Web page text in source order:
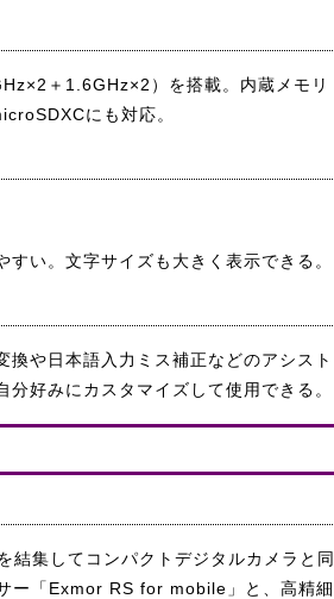
＋1.6GHz×2）を搭載。内蔵メモリ
にも対応。
い。文字サイズも大きく表示できる。
や日本語入力ミス補正などのアシスト
好みにカスタマイズして使用できる。
集してコンパクトデジタルカメラと同
ー「Exmor RS for mobile」と、高精細